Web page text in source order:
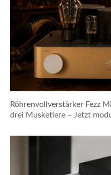
Röhrenvollverstärker Fezz
drei Musketiere – Jetzt